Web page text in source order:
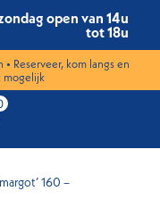
open van 14u
tot 18u
Reserveer, kom langs en
mogelijk
160 –